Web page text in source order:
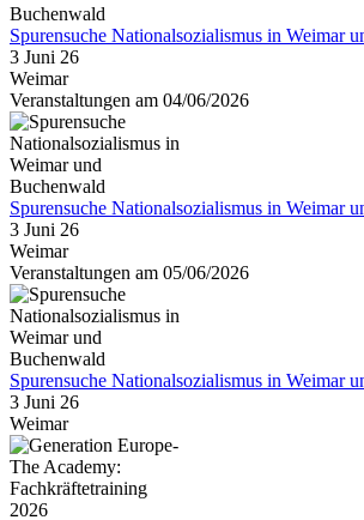
Spurensuche Nationalsozialismus in Weimar
3 Juni 26
Weimar
Veranstaltungen am 04/06/2026
Spurensuche Nationalsozialismus in Weimar
3 Juni 26
Weimar
Veranstaltungen am 05/06/2026
Spurensuche Nationalsozialismus in Weimar
3 Juni 26
Weimar